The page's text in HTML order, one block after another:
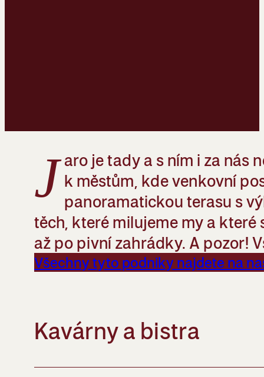
J aro je tady a s ním i za nás
k městům, kde venkovní
panoramatickou terasu s
těch, které milujeme my a
až po pivní zahrádky. A pozor!
Všechny tyto podniky najdete na
Kavárny a bistra